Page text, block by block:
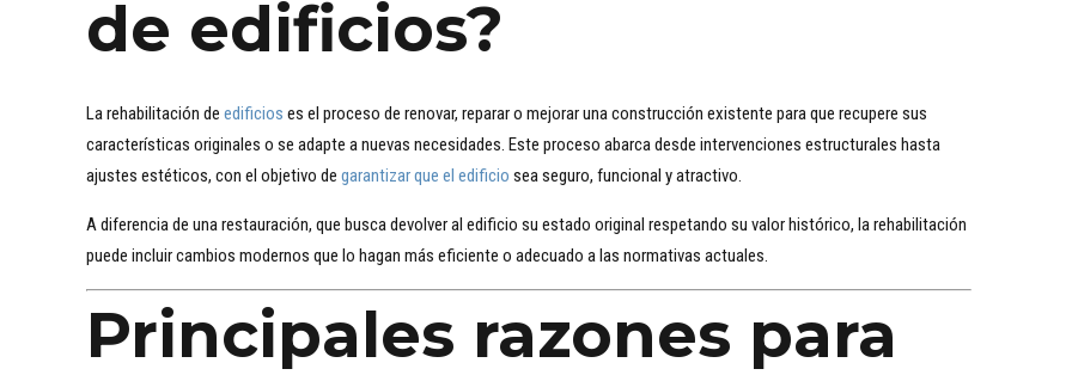
de edificios?
La rehabilitación de edificios es el proceso de renovar, reparar o mejorar una construcción existente para que recupere sus
características originales o se adapte a nuevas necesidades. Este proceso abarca desde intervenciones estructurales hasta
ajustes estéticos, con el objetivo de garantizar que el edificio sea seguro, funcional y atractivo.
A diferencia de una restauración, que busca devolver al edificio su estado original respetando su valor histórico, la rehabilitación
puede incluir cambios modernos que lo hagan más eficiente o adecuado a las normativas actuales.
Principales razones para